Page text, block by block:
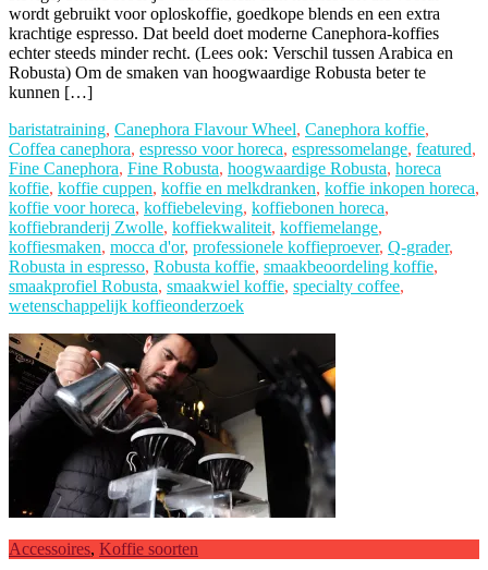
wordt gebruikt voor oploskoffie, goedkope blends en een extra
krachtige espresso. Dat beeld doet moderne Canephora-koffies
echter steeds minder recht. (Lees ook: Verschil tussen Arabica en
Robusta) Om de smaken van hoogwaardige Robusta beter te
kunnen […]
baristatraining, Canephora Flavour Wheel, Canephora koffie,
Coffea canephora, espresso voor horeca, espressomelange, featured,
Fine Canephora, Fine Robusta, hoogwaardige Robusta, horeca
koffie, koffie cuppen, koffie en melkdranken, koffie inkopen horeca,
koffie voor horeca, koffiebeleving, koffiebonen horeca,
koffiebranderij Zwolle, koffiekwaliteit, koffiemelange,
koffiesmaken, mocca d'or, professionele koffieproever, Q-grader,
Robusta in espresso, Robusta koffie, smaakbeoordeling koffie,
smaakprofiel Robusta, smaakwiel koffie, specialty coffee,
wetenschappelijk koffieonderzoek
Accessoires, Koffie soorten